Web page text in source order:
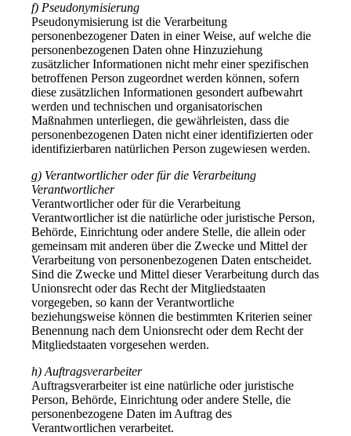
f) Pseudonymisierung
Pseudonymisierung ist die Verarbeitung
personenbezogener Daten in einer Weise, auf welche die
personenbezogenen Daten ohne Hinzuziehung
zusätzlicher Informationen nicht mehr einer spezifischen
betroffenen Person zugeordnet werden können, sofern
diese zusätzlichen Informationen gesondert aufbewahrt
werden und technischen und organisatorischen
Maßnahmen unterliegen, die gewährleisten, dass die
personenbezogenen Daten nicht einer identifizierten oder
identifizierbaren natürlichen Person zugewiesen werden.
g) Verantwortlicher oder für die Verarbeitung
Verantwortlicher
Verantwortlicher oder für die Verarbeitung
Verantwortlicher ist die natürliche oder juristische Person,
Behörde, Einrichtung oder andere Stelle, die allein oder
gemeinsam mit anderen über die Zwecke und Mittel der
Verarbeitung von personenbezogenen Daten entscheidet.
Sind die Zwecke und Mittel dieser Verarbeitung durch das
Unionsrecht oder das Recht der Mitgliedstaaten
vorgegeben, so kann der Verantwortliche
beziehungsweise können die bestimmten Kriterien seiner
Benennung nach dem Unionsrecht oder dem Recht der
Mitgliedstaaten vorgesehen werden.
h) Auftragsverarbeiter
Auftragsverarbeiter ist eine natürliche oder juristische
Person, Behörde, Einrichtung oder andere Stelle, die
personenbezogene Daten im Auftrag des
Verantwortlichen verarbeitet.